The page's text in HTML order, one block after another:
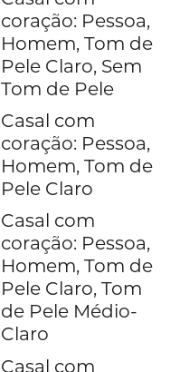
coração: Pessoa,
Homem, Tom de
Pele Claro, Sem
Tom de Pele
Casal com
coração: Pessoa,
Homem, Tom de
Pele Claro
Casal com
coração: Pessoa,
Homem, Tom de
Pele Claro, Tom
de Pele Médio-
Claro
Casal com